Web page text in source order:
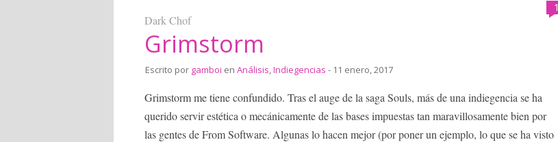
1
Dark Chof
Grimstorm
Escrito por gamboi en Análisis,Indiegencias - 11 enero, 2017
Grimstorm me tiene confundido. Tras el auge de la saga Souls, más de una indiegencia se ha
querido servir estética o mecánicamente de las bases impuestas tan maravillosamente bien por
las gentes de From Software. Algunas lo hacen mejor (por poner un ejemplo, lo que se ha visto